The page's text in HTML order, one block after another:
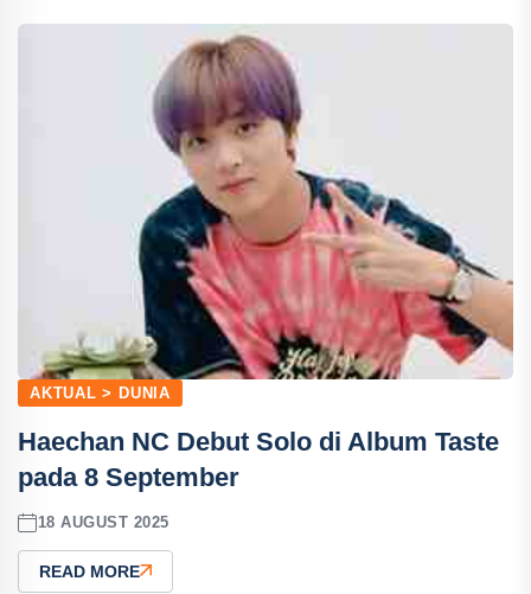
AKTUAL > DUNIA
Haechan NC Debut Solo di Album Taste
pada 8 September
18 AUGUST 2025
READ MORE